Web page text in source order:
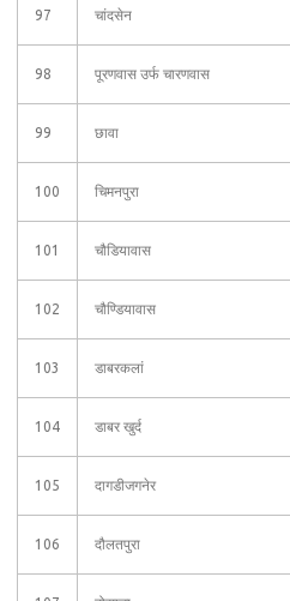
97 चांदसेन
98 पूरणवास उर्फ चारणवास
99 छावा
100 चिमनपुरा
101 चौडियावास
102 चौण्डियावास
103 डाबरकलां
104 डाबर खुर्द
105 दागडीजगनेर
106 दौलतपुरा